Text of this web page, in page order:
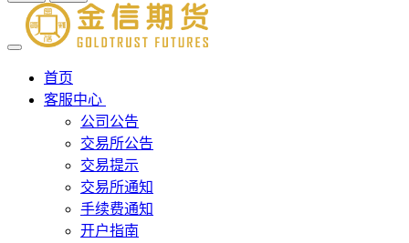
首页
客服中心
公司公告
交易所公告
交易提示
交易所通知
手续费通知
开户指南